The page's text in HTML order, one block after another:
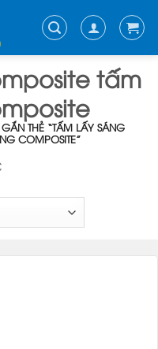
tấm
THẺ “TẤM LẤY SÁNG
COMPOSITE”